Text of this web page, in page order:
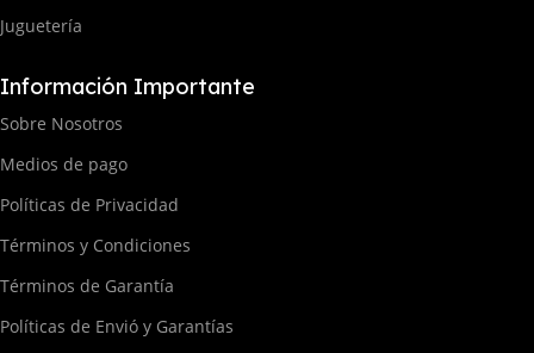
Juguetería
Información Importante
Sobre Nosotros
Medios de pago
Políticas de Privacidad
Términos y Condiciones
Términos de Garantía
Políticas de Envió y Garantías